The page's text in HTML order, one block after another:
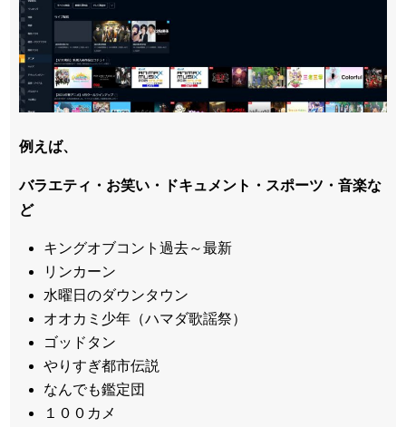
例えば、
バラエティ・お笑い・ドキュメント・スポーツ・音楽な
ど
キングオブコント過去～最新
リンカーン
水曜日のダウンタウン
オオカミ少年（ハマダ歌謡祭）
ゴッドタン
やりすぎ都市伝説
なんでも鑑定団
１００カメ